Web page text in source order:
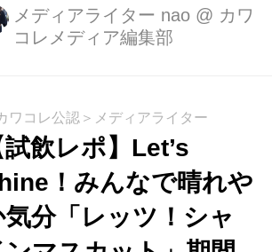
メディアライター nao @ カワ
コレメディア編集部
ワコレ公認＞メディアライター
試飲レポ】Let’s
！みんなで晴れや
気分「レッツ！シャ